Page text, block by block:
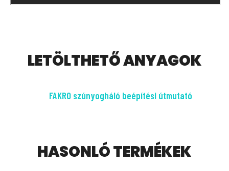
LETÖLTHETŐ ANYAGOK
FAKRO szúnyogháló beépítési útmutató
HASONLÓ TERMÉKEK